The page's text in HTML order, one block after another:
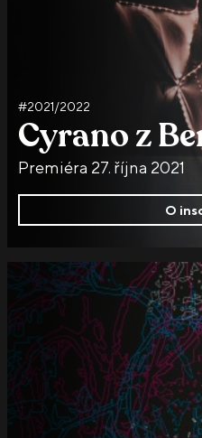
#2021/2022
Cyrano z
Premiéra 27. října 2021
O